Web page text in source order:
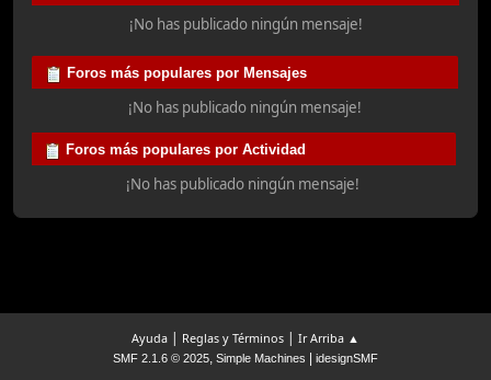
¡No has publicado ningún mensaje!
Foros más populares por Mensajes
¡No has publicado ningún mensaje!
Foros más populares por Actividad
¡No has publicado ningún mensaje!
Ayuda | Reglas y Términos | Ir Arriba ▲
SMF 2.1.6 © 2025, Simple Machines idesignSMF